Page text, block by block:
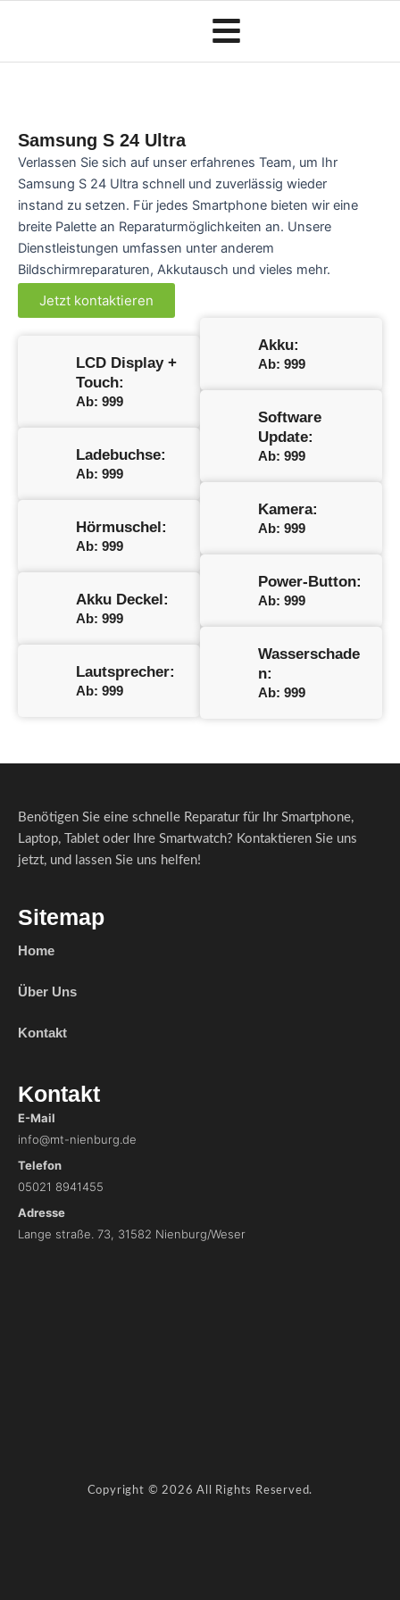
Samsung S 24 Ultra
Verlassen Sie sich auf unser erfahrenes Team, um Ihr
Samsung S 24 Ultra schnell und zuverlässig wieder
instand zu setzen. Für jedes Smartphone bieten wir eine
breite Palette an Reparaturmöglichkeiten an. Unsere
Dienstleistungen umfassen unter anderem
Bildschirmreparaturen, Akkutausch und vieles mehr.
Jetzt kontaktieren
LCD Display +
Touch:
Ab: 999
Ladebuchse:
Ab: 999
Hörmuschel:
Ab: 999
Akku Deckel:
Ab: 999
Lautsprecher:
Ab: 999
Akku:
Ab: 999
Software
Update:
Ab: 999
Kamera:
Ab: 999
Power-Button:
Ab: 999
Wasserschade
n:
Ab: 999
Kontakt
E-Mail
info@mt-nienburg.de
Telefon
05021 8941455
Adresse
Lange straße. 73, 31582 Nienburg/Weser
Sitemap
Home
Über Uns
Kontakt
Benötigen Sie eine schnelle Reparatur für Ihr Smartphone,
Laptop, Tablet oder Ihre Smartwatch? Kontaktieren Sie uns
jetzt, und lassen Sie uns helfen!
Copyright © 2026 All Rights Reserved.